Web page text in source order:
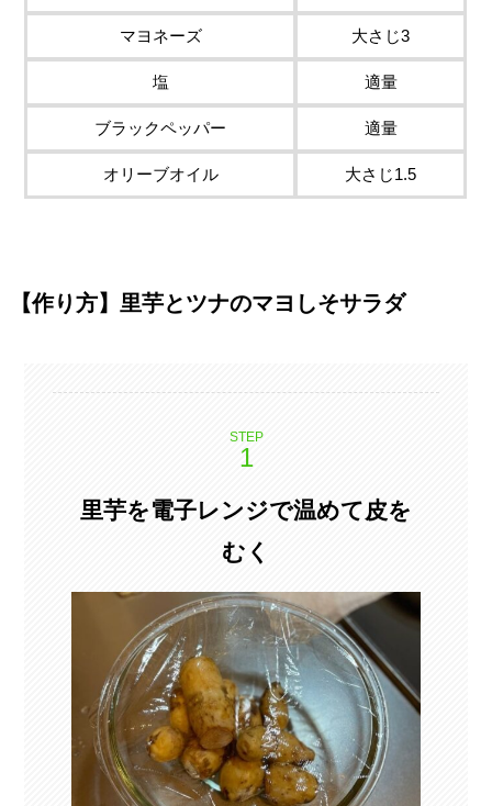
マヨネーズ 大さじ3
塩 適量
ブラックペッパー 適量
オリーブオイル 大さじ1.5
【作り方】里芋とツナのマヨしそサラダ
STEP
里芋を電子レンジで温めて皮を
むく